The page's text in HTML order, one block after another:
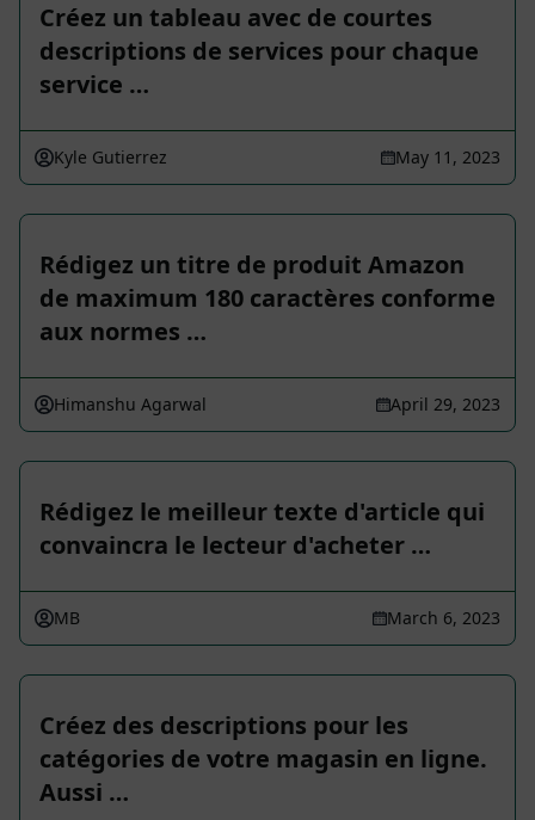
Créez un tableau avec de courtes
descriptions de services pour chaque
service …
Kyle Gutierrez May 11, 2023
Rédigez un titre de produit Amazon
de maximum 180 caractères conforme
aux normes …
Himanshu Agarwal April 29, 2023
Rédigez le meilleur texte d'article qui
convaincra le lecteur d'acheter …
MB March 6, 2023
Créez des descriptions pour les
catégories de votre magasin en ligne.
Aussi …